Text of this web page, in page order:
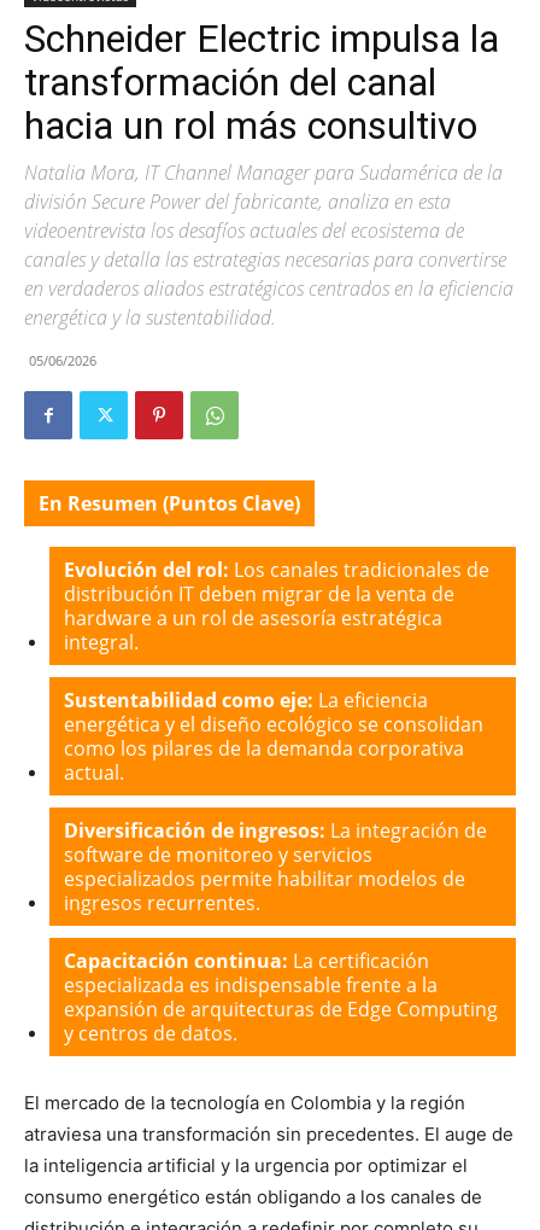
Schneider Electric impulsa la
transformación del canal
hacia un rol más consultivo
Natalia Mora, IT Channel Manager para Sudamérica de la
división Secure Power del fabricante, analiza en esta
videoentrevista los desafíos actuales del ecosistema de
canales y detalla las estrategias necesarias para convertirse
en verdaderos aliados estratégicos centrados en la eficiencia
energética y la sustentabilidad.
05/06/2026
En Resumen (Puntos Clave)
Evolución del rol: Los canales tradicionales de
distribución IT deben migrar de la venta de
hardware a un rol de asesoría estratégica
integral.
Sustentabilidad como eje: La eficiencia
energética y el diseño ecológico se consolidan
como los pilares de la demanda corporativa
actual.
Diversificación de ingresos: La integración de
software de monitoreo y servicios
especializados permite habilitar modelos de
ingresos recurrentes.
Capacitación continua: La certificación
especializada es indispensable frente a la
expansión de arquitecturas de Edge Computing
y centros de datos.
El mercado de la tecnología en Colombia y la región
atraviesa una transformación sin precedentes. El auge de
la inteligencia artificial y la urgencia por optimizar el
consumo energético están obligando a los canales de